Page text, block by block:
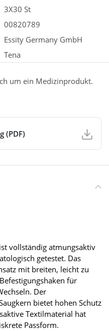
3X30 St
00820789
Essity Germany GmbH
Tena
um ein Medizinprodukt.
(PDF)
vollständig atmungsaktiv
getestet. Das
mit breiten, leicht zu
für
Der
bietet hohen Schutz
Textilmaterial hat
Passform.